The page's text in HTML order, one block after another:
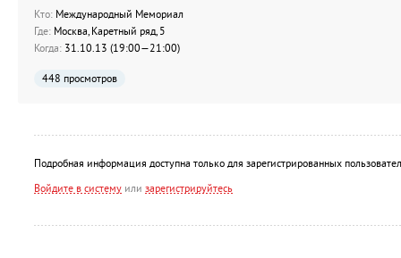
Кто: Международный Мемориал
Где: Москва, Каретный ряд, 5
Когда: 31.10.13 (19:00—21:00)
448 просмотров
Подробная информация доступна только для зарегистрированных
Войдите в систему или зарегистрируйтесь